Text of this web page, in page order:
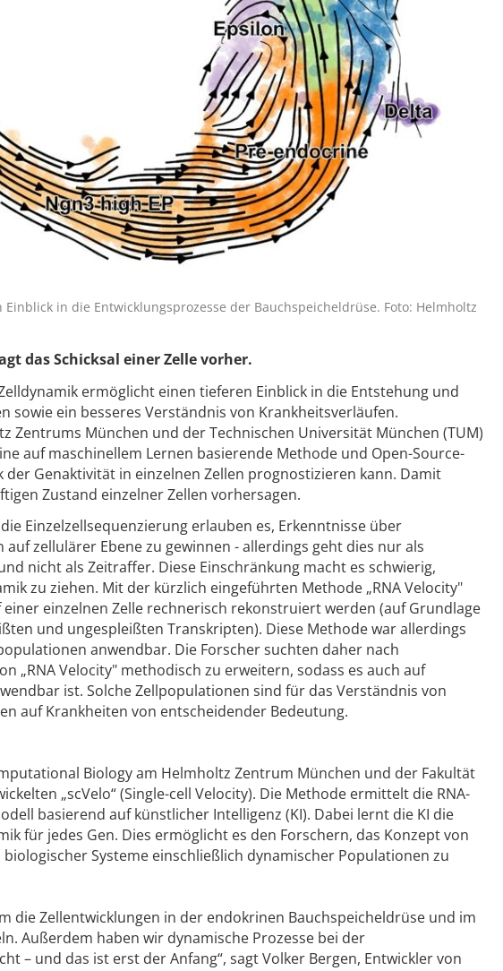
in die Entwicklungsprozesse der Bauchspeicheldrüse. Foto: Helmholtz
das Schicksal einer Zelle vorher.
ermöglicht einen tieferen Einblick in die Entstehung und
sowie ein besseres Verständnis von Krankheitsverläufen.
Zentrums München und der Technischen Universität München (TUM)
auf maschinellem Lernen basierende Methode und Open-Source-
der Genaktivität in einzelnen Zellen prognostizieren kann. Damit
Zustand einzelner Zellen vorhersagen.
Einzelzellsequenzierung erlauben es, Erkenntnisse über
zellulärer Ebene zu gewinnen - allerdings geht dies nur als
nicht als Zeitraffer. Diese Einschränkung macht es schwierig,
zu ziehen. Mit der kürzlich eingeführten Methode „RNA Velocity"
einzelnen Zelle rechnerisch rekonstruiert werden (auf Grundlage
und ungespleißten Transkripten). Diese Methode war allerdings
anwendbar. Die Forscher suchten daher nach
„RNA Velocity" methodisch zu erweitern, sodass es auch auf
ist. Solche Zellpopulationen sind für das Verständnis von
auf Krankheiten von entscheidender Bedeutung.
Biology am Helmholtz Zentrum München und der Fakultät
„scVelo“ (Single-cell Velocity). Die Methode ermittelt die RNA-
basierend auf künstlicher Intelligenz (KI). Dabei lernt die KI die
für jedes Gen. Dies ermöglicht es den Forschern, das Konzept von
biologischer Systeme einschließlich dynamischer Populationen zu
die Zellentwicklungen in der endokrinen Bauchspeicheldrüse und im
Außerdem haben wir dynamische Prozesse bei der
– und das ist erst der Anfang“, sagt Volker Bergen, Entwickler von